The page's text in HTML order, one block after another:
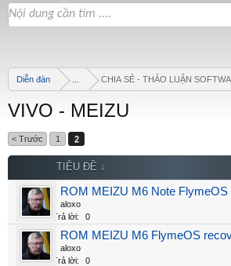
Diễn đàn CHIA SẺ - THẢO LUẬN
VIVO - MEIZU
< Trước 1 2
TIÊU ĐỀ ↓
ROM MEIZU M6 Note
aloxo
Trả lời:
0
ROM MEIZU M6 FlymeOS
aloxo
Trả lời:
0